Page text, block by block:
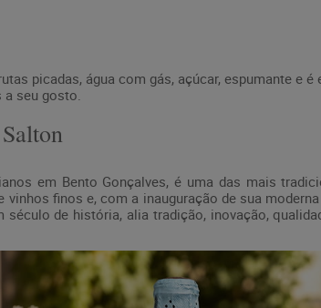
picadas, água com gás, açúcar, espumante e é
seu gosto.
em Bento Gonçalves, é uma das mais
finos e, com a inauguração de sua
de história, alia tradição, inovação,